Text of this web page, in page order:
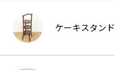
ケーキスタンド